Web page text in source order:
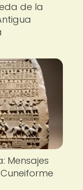
de la
Mensajes